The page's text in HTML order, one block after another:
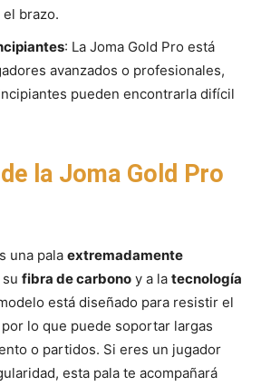
brazo.
: La Joma Gold Pro está
avanzados o profesionales,
pueden encontrarla difícil
la Joma Gold Pro
una pala extremadamente
fibra de carbono y a la tecnología
está diseñado para resistir el
lo que puede soportar largas
o partidos. Si eres un jugador
esta pala te acompañará